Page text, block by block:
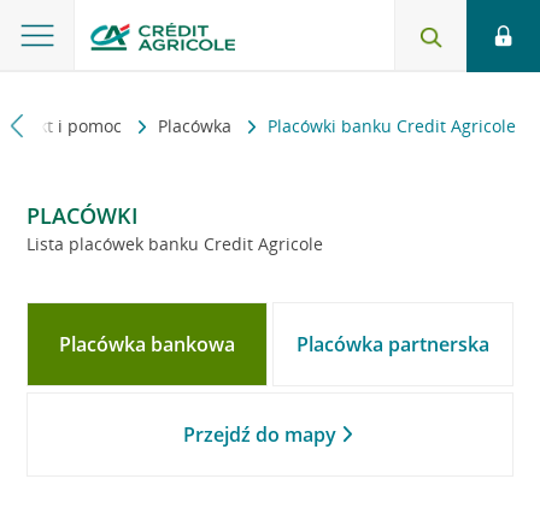
i pomoc Placówka Placówki banku Credit Agricole
PLACÓWKI
Lista placówek banku Credit Agricole
Placówka bankowa Placówka partnerska
Przejdź do mapy